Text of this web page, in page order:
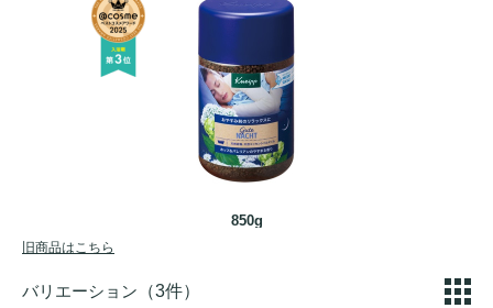
850g
旧商品はこちら
バリエーション （3件）